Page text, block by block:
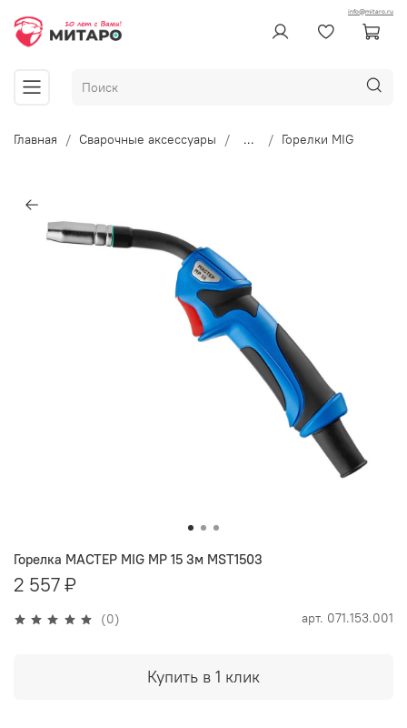
info@mitaro.ru
Главная Сварочные аксессуары ... Горелки MIG
(0) арт. 071.153.001
Горелка МАСТЕР MIG MP 15 3м MST1503
2 557 ₽
Купить в 1 клик